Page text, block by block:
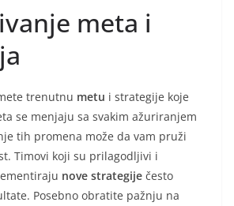
meta i
trenutnu metu i strategije koje
se menjaju sa svakim ažuriranjem
tih promena može da vam pruži
Timovi koji su prilagodljivi i
nove strategije često
Posebno obratite pažnju na